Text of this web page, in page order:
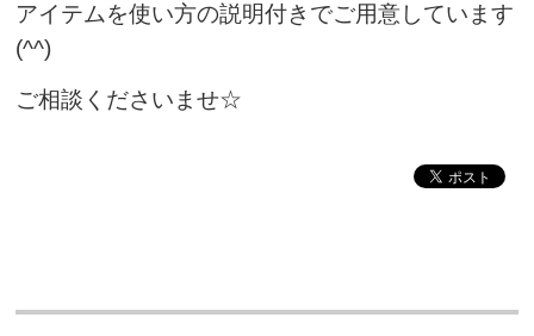
アイテムを使い方の説明付きでご用意しています
(^^)
ご相談くださいませ☆